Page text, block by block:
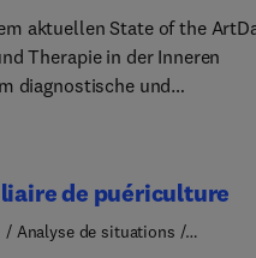
aktuellen State of the
Therapie in der Inneren
diagnostische und
optimal behandeln.Eine
gibt Ihnen wertvolle
de puériculture
/ Analyse de situations /